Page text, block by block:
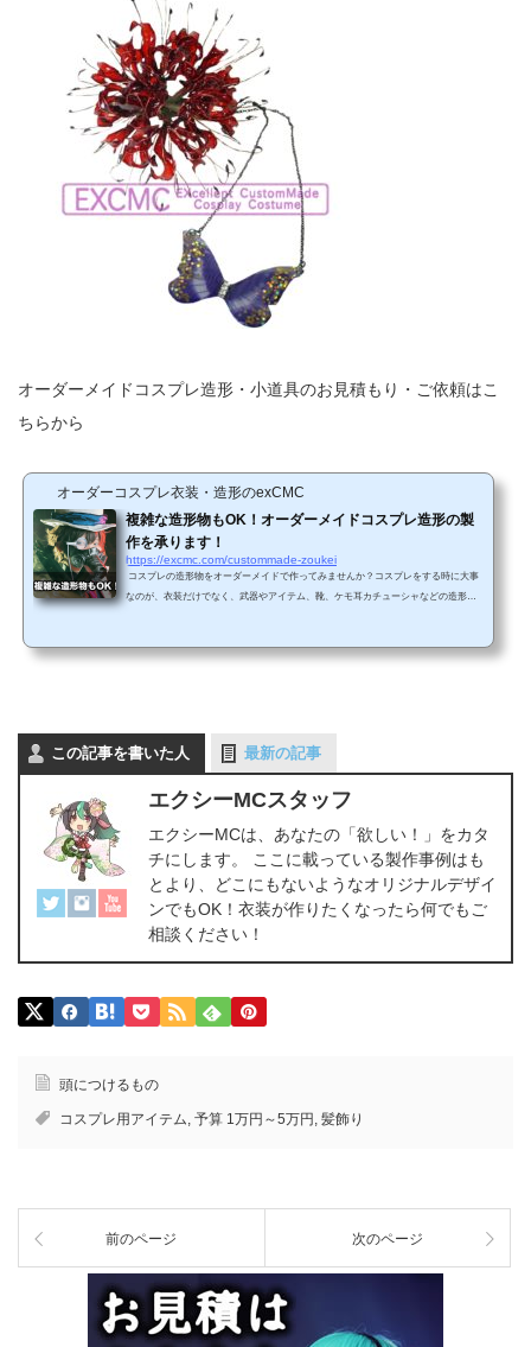
オーダーメイドコスプレ造形・小道具のお見積もり・ご依頼はこ
ちらから
オーダーコスプレ衣装・造形のexCMC
複雑な造形物もOK！オーダーメイドコスプレ造形の製
作を承ります！
https://excmc.com/custommade-zoukei
コスプレの造形物をオーダーメイドで作ってみませんか？コスプレをする時に大事
なのが、衣装だけでなく、武器やアイテム、靴、ケモ耳カチューシャなどの造形物
が今ひとつだったり、1回イベントで使用したら使い物にならなくなることが多いも
この記事を書いた人 最新の記事
エクシーMCスタッフ
エクシーMCは、あなたの「欲しい！」をカタ
チにします。 ここに載っている製作事例はも
とより、どこにもないようなオリジナルデザイ
ンでもOK！衣装が作りたくなったら何でもご
相談ください！
頭につけるもの
コスプレ用アイテム, 予算 1万円～5万円 , 髪飾り
前のページ 次のページ